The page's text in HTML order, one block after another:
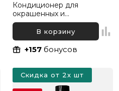
Кондиционер для
окрашенных и
осветленных волос
«Защита Цвета» Mood Color
Protect Conditioner, 290 мл
В корзину
+157 бонусов
Скидка от 2х шт